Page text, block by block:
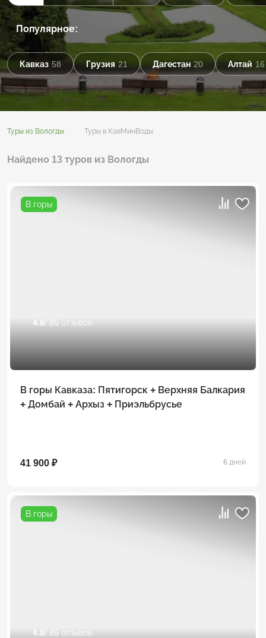
Популярное:
Кавказ 58 Грузия 21 Дагестан 20 Алтай 16
Туры из Вологды Туры в КавМинВоды
Найдено 13 туров из Вологды
В горы
4.8/ 85 отзывов
В горы Кавказа: Пятигорск + Верхняя Балкария
+ Домбай + Архыз + Приэльбрусье
41 900 ₽ 6 дней
В горы
4.8/ 85 отзывов